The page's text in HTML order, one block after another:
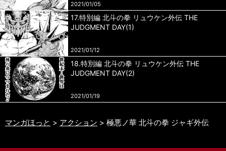
2021/01/05
17.特別編 北斗の拳 リュウケン外伝 THE
JUDGMENT DAY(1)
2021/01/12
18.特別編 北斗の拳 リュウケン外伝 THE
JUDGMENT DAY(2)
2021/01/19
マンガほっと アクション 極悪ノ華 北斗の拳 ジャギ外伝